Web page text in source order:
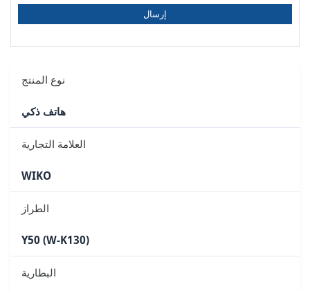
إرسال
نوع المنتج
هاتف ذكي
العلامة التجارية
WIKO
الطراز
Y50 (W-K130)
البطارية